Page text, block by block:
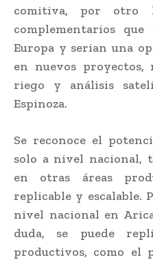
comitiva, por otro
complementarios
Europa y serian una
en nuevos proyectos,
riego y análisis
Espinoza.
Se reconoce el
solo a nivel nacional,
en otras áreas
replicable y escalable.
nivel nacional en
duda, se puede
productivos, como el